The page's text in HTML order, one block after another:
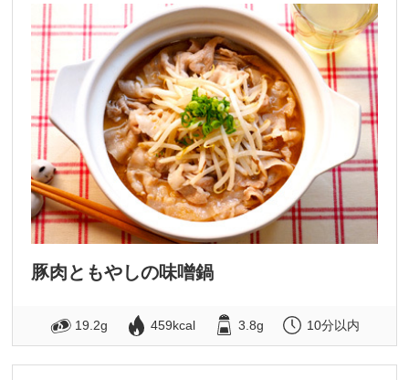
豚肉ともやしの味噌鍋
19.2g 459kcal 3.8g 10分以内